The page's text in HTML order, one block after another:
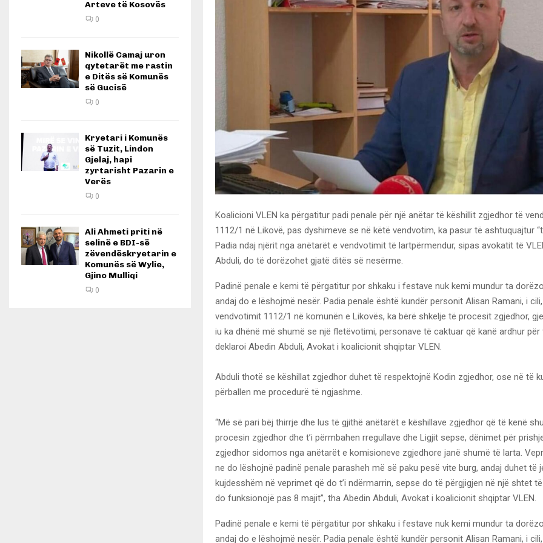
Koalicioni VLEN ka përgatitur padi penale për një anëtar të këshillit zgjedhor të
1112/1 në Likovë, pas dyshimeve se në këtë vendvotim, ka pasur të ashtuquajtur
Padia ndaj njërit nga anëtarët e vendvotimit të lartpërmendur, sipas avokatit të
Abduli, do të dorëzohet gjatë ditës së nesërme.
Padinë penale e kemi të përgatitur por shkaku i festave nuk kemi mundur ta
andaj do e lëshojmë nesër. Padia penale është kundër personit Alisan Ramani, i
vendvotimit 1112/1 në komunën e Likovës, ka bërë shkelje të procesit zgjedhor,
iu ka dhënë më shumë se një fletëvotimi, personave të caktuar që kanë ardhur për
deklaroi Abedin Abduli, Avokat i koalicionit shqiptar VLEN.
Abduli thotë se këshillat zgjedhor duhet të respektojnë Kodin zgjedhor, ose në të
përballen me procedurë të ngjashme.
“Më së pari bëj thirrje dhe lus të gjithë anëtarët e këshillave zgjedhor që të kenë
procesin zgjedhor dhe t’i përmbahen rregullave dhe Ligjit sepse, dënimet për
zgjedhor sidomos nga anëtarët e komisioneve zgjedhore janë shumë të larta.
ne do lëshojnë padinë penale parasheh më së paku pesë vite burg, andaj duhet të
kujdesshëm në veprimet që do t’i ndërmarrin, sepse do të përgjigjen në një shtet
do funksionojë pas 8 majit”, tha Abedin Abduli, Avokat i koalicionit shqiptar VLEN.
Padinë penale e kemi të përgatitur por shkaku i festave nuk kemi mundur ta
andaj do e lëshojmë nesër. Padia penale është kundër personit Alisan Ramani, i
Arteve të Kosovës
0
Nikollë Camaj uron
qytetarët me rastin
e Ditës së Komunës
së Gucisë
0
Kryetari i Komunës
së Tuzit, Lindon
Gjelaj, hapi
zyrtarisht Pazarin e
Verës
0
Ali Ahmeti priti në
selinë e BDI-së
zëvendëskryetarin e
Komunës së Wylie,
Gjino Mulliqi
0